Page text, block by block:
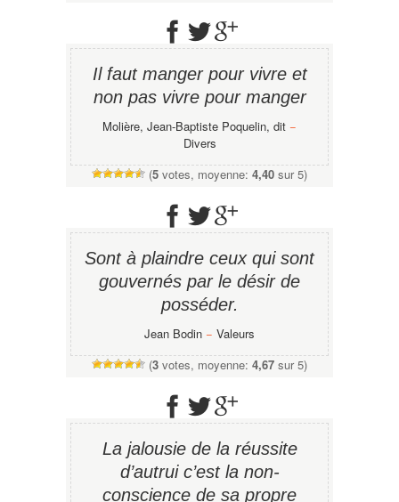
Il faut manger pour vivre et
non pas vivre pour manger
Molière, Jean-Baptiste Poquelin, dit −
Divers
(5 votes, moyenne: 4,40 sur 5)
Sont à plaindre ceux qui sont
gouvernés par le désir de
posséder.
Jean Bodin − Valeurs
(3 votes, moyenne: 4,67 sur 5)
La jalousie de la réussite
d’autrui c’est la non-
conscience de sa propre